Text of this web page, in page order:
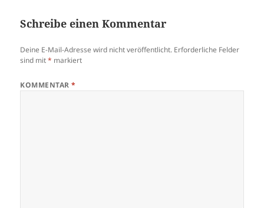
Schreibe einen Kommentar
Deine E-Mail-Adresse wird nicht veröffentlicht. Erforderliche Felder
sind mit* markiert
KOMMENTAR*